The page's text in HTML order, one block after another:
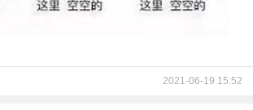
2021-06-19 15:52